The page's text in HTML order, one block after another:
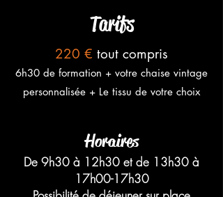
Tarifs
220 € tout compris
6h30 de formation + votre chaise vintage
personnalisée + Le tissu de votre choix
Horaires
De 9h30 à 12h30 et de 13h30 à
17h00-17h30